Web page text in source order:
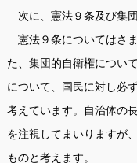
次に、憲法９条及び集
憲法９条についてはさ
た、集団的自衛権につい
について、国民に対し必
考えています。自治体の
を注視してまいりますが
ものと考えます。